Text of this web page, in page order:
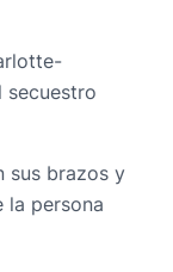
secuestro
sus brazos y
la persona